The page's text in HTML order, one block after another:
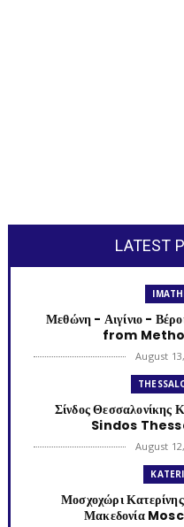
LATEST
Μεθώνη - Αιγίνιο -
from
August
Σίνδος Θεσσαλονίκης
Sindos
August
Μοσχοχώρι
Μακεδονία